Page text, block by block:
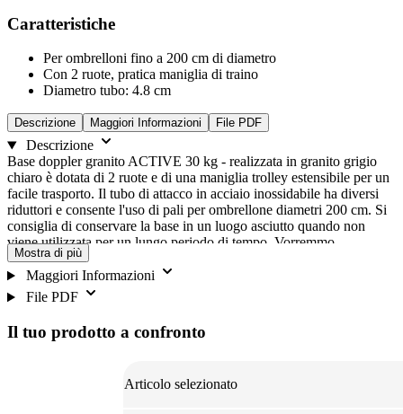
Caratteristiche
Per ombrelloni fino a 200 cm di diametro
Con 2 ruote, pratica maniglia di traino
Diametro tubo: 4.8 cm
Descrizione Maggiori Informazioni File PDF
Descrizione
Base doppler granito ACTIVE 30 kg - realizzata in granito grigio
chiaro è dotata di 2 ruote e di una maniglia trolley estensibile per un
facile trasporto. Il tubo di attacco in acciaio inossidabile ha diversi
riduttori e consente l'uso di pali per ombrellone diametri 200 cm. Si
consiglia di conservare la base in un luogo asciutto quando non
viene utilizzata per un lungo periodo di tempo. Vorremmo
sottolineare che il granito è un materiale naturale, quindi la struttura
e il colore possono cambiare leggermente nel tempo.
Mostra di più
Maggiori Informazioni
File PDF
Il tuo prodotto a confronto
Articolo selezionato